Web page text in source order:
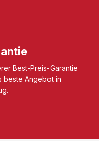
Best-Preis-Garantie
beste Angebot in